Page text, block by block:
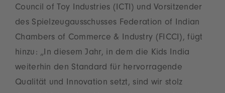
Council of Toy Industries (ICTI) und Vorsitzender
des Spielzeugausschusses Federation of Indian
Chambers of Commerce & Industry (FICCI), fügt
hinzu: „In diesem Jahr, in dem die Kids India
weiterhin den Standard für hervorragende
Qualität und Innovation setzt, sind wir stolz